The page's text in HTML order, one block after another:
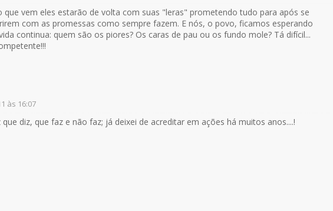
que vem eles estarão de volta com suas "leras" prometendo tudo para após se
com as promessas como sempre fazem. E nós, o povo, ficamos esperando
continua: quem são os piores? Os caras de pau ou os fundo mole? Tá difícil...
às 16:07
diz, que faz e não faz; já deixei de acreditar em ações há muitos anos....!